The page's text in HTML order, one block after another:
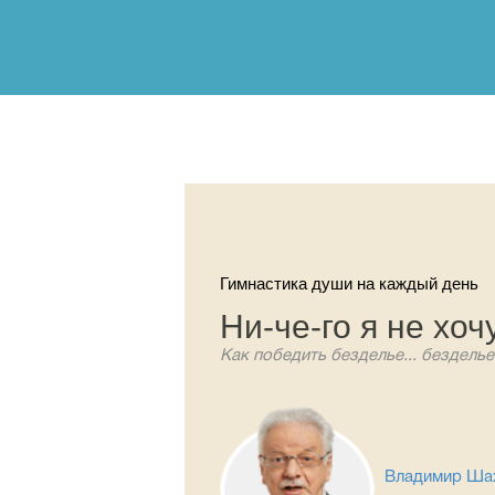
Гимнастика души на каждый день
Ни-че-го я не
Как победить безделье...
Владимир